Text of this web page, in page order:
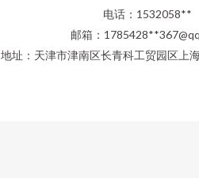
电话：1532058**
邮箱：1785428**
地址：天津市津南区长青科工贸园区上